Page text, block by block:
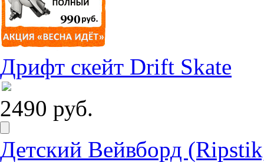
Дрифт скейт Drift Skate
2490 руб.
Детский Вейвборд